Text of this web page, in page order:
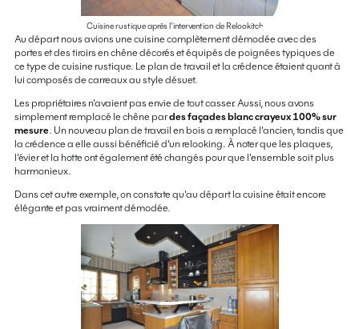
Cuisine rustique après l'intervention de Relookitchen
Au départ nous avions une cuisine complètement démodée avec des
portes et des tiroirs en chêne décorés et équipés de poignées typiques de
ce type de cuisine rustique. Le plan de travail et la crédence étaient quant à
lui composés de carreaux au style désuet.
Les propriétaires n’avaient pas envie de tout casser. Aussi, nous avons
simplement remplacé le chêne pardes façades blanc crayeux 100% sur
mesure. Un nouveau plan de travail en bois a remplacé l’ancien, tandis que
la crédence a elle aussi bénéficié d’un relooking. À noter que les plaques,
l’évier et la hotte ont également été changés pour que l’ensemble soit plus
harmonieux.
Dans cet autre exemple, on constate qu’au départ la cuisine était encore
élégante et pas vraiment démodée.